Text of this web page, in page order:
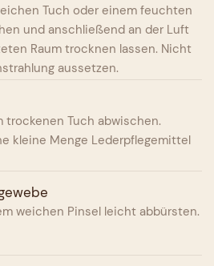
Tuch oder einem feuchten
und anschließend an der Luft
Raum trocknen lassen. Nicht
aussetzen.
trockenen Tuch abwischen.
kleine Menge Lederpflegemittel
weichen Pinsel leicht abbürsten.